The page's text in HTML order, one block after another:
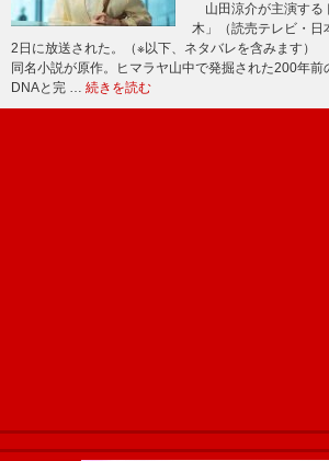
山田涼介が主演する
木」（読売テレビ・日
2日に放送された。（※以下、ネタバレを含みます
同名小説が原作。ヒマラヤ山中で発掘された200年
DNAと完 … 続きを読む